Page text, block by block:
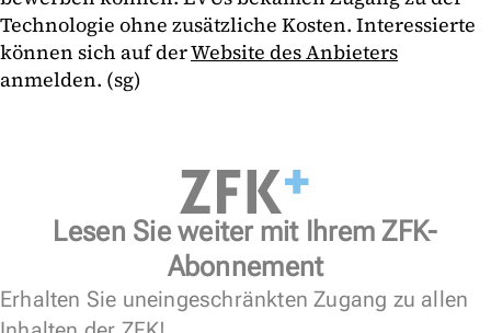
Technologie ohne zusätzliche Kosten. Interessierte
können sich auf derWebsite des Anbieters
anmelden. (sg)
Lesen Sie weiter mit Ihrem ZFK-
Abonnement
Erhalten Sie uneingeschränkten Zugang zu allen